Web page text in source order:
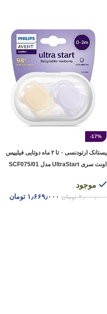
-17%
پستانک ارتودنسی ۰ تا ۲ ماه دوتایی فیلیپس
اونت سری UltraStart مدل SCF075/01
موجود
۲٫۰۰۰٫۰۰۰ تومان ۱٫۶۶۹٫۰۰۰ تومان